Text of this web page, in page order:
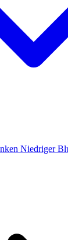
Niedriger